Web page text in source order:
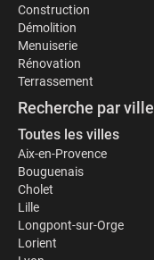
Construction
Démolition
Menuiserie
Rénovation
Terrassement
Recherche par ville
Toutes les villes
Aix-en-Provence
Bouguenais
Cholet
Lille
Longpont-sur-Orge
Lorient